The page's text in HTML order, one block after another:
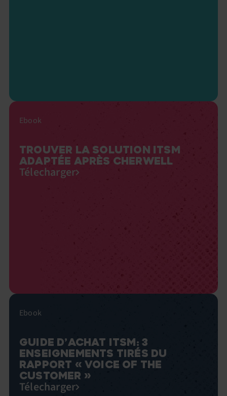
Ebook
TROUVER LA SOLUTION ITSM
ADAPTÉE APRÈS CHERWELL
Télecharger
Ebook
GUIDE D’ACHAT ITSM: 3
ENSEIGNEMENTS TIRÉS DU
RAPPORT « VOICE OF THE
CUSTOMER »
Télecharger